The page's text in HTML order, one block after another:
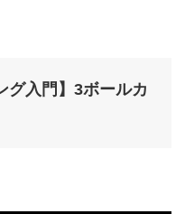
グ入門】3ボールカ